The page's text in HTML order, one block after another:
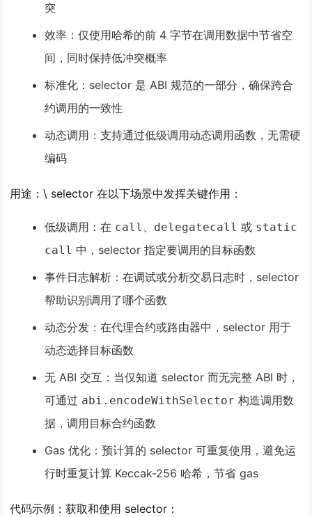
突
效率 ：仅使用哈希的前 4 字节在调用数据中节省空
间，同时保持低冲突概率
标准化 ：selector 是 ABI 规范的一部分，确保跨合
约调用的一致性
动态调用 ：支持通过低级调用动态调用函数，无需硬
编码
用途 ：\ selector 在以下场景中发挥关键作用：
低级调用 ：在 call 、 delegatecall 或 static
call 中，selector 指定要调用的目标函数
事件日志解析 ：在调试或分析交易日志时，selector
帮助识别调用了哪个函数
动态分发 ：在代理合约或路由器中，selector 用于
动态选择目标函数
无 ABI 交互 ：当仅知道 selector 而无完整 ABI 时，
可通过 abi.encodeWithSelector 构造调用数
据，调用目标合约函数
Gas 优化 ：预计算的 selector 可重复使用，避免运
行时重复计算 Keccak-256 哈希，节省 gas
代码示例：获取和使用 selector ：